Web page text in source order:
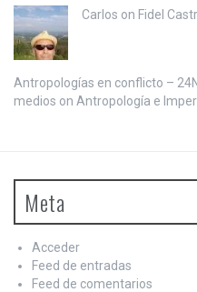
Carlos on Fidel
Antropologías en conflicto –
medios on Antropología e
Meta
Acceder
Feed de entradas
Feed de comentarios